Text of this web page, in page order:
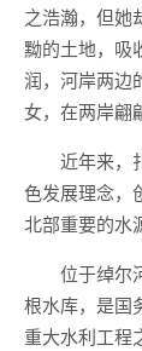
之浩瀚，但她
黝的土地，吸
润，河岸两边
女，在两岸
近年来，
色发展理念，
北部重要的水
位于绰尔
根水库，是国
重大水利工程